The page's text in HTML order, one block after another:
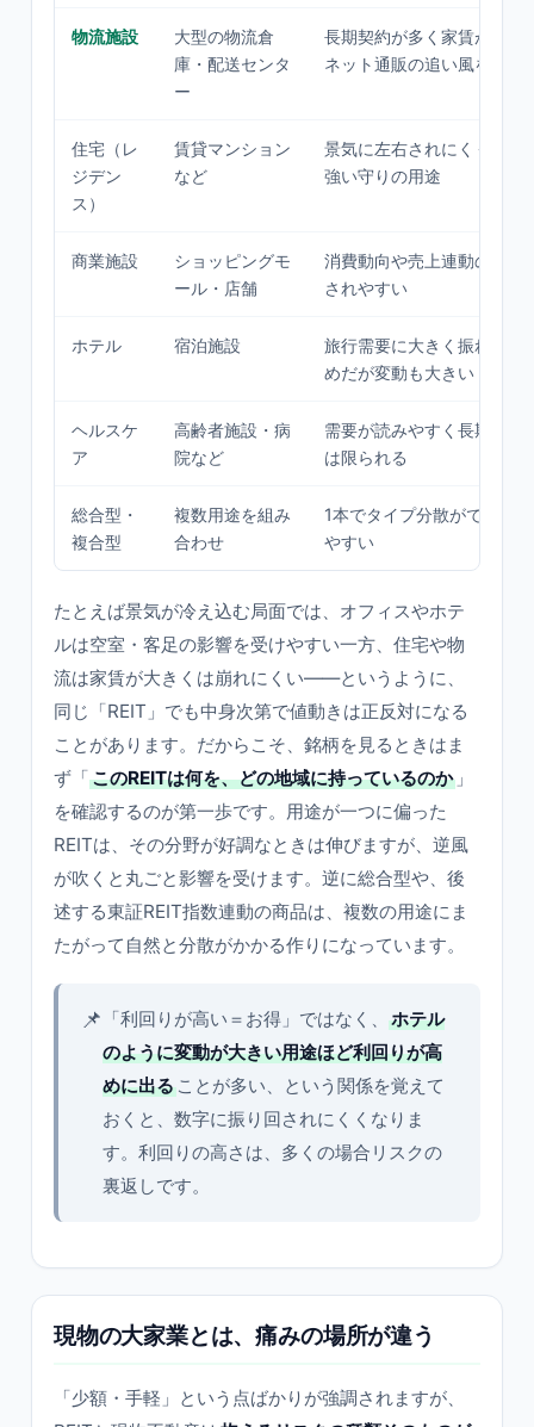
物流施設
大型の物流倉
庫・配送センタ
ー
長期契約が多く家賃が安定
ネット通販の追い風を受け
住宅（レ
ジデン
ス）
賃貸マンション
など
景気に左右されにくく、不
強い守りの用途
商業施設
ショッピングモ
ール・店舗
消費動向や売上連動の歩合
されやすい
ホテル 宿泊施設
旅行需要に大きく振れる。
めだが変動も大きい
ヘルスケ
ア
高齢者施設・病
院など
需要が読みやすく長期安定
は限られる
総合型・
複合型
複数用途を組み
合わせ
1本でタイプ分散ができ、
やすい
たとえば景気が冷え込む局面では、オフィスやホテ
ルは空室・客足の影響を受けやすい一方、住宅や物
流は家賃が大きくは崩れにくい——というように、
同じ「REIT」でも中身次第で値動きは正反対になる
ことがあります。だからこそ、銘柄を見るときはま
ず「このREITは何を、どの地域に持っているのか 」
を確認するのが第一歩です。用途が一つに偏った
REITは、その分野が好調なときは伸びますが、逆風
が吹くと丸ごと影響を受けます。逆に総合型や、後
述する東証REIT指数連動の商品は、複数の用途にま
たがって自然と分散がかかる作りになっています。
📌 「利回りが高い＝お得」ではなく、
ホテル
のように変動が大きい用途ほど利回りが高
めに出る ことが多い、という関係を覚えて
おくと、数字に振り回されにくくなりま
す。利回りの高さは、多くの場合リスクの
裏返しです。
現物の大家業とは、痛みの場所が違う
「少額・手軽」という点ばかりが強調されますが、